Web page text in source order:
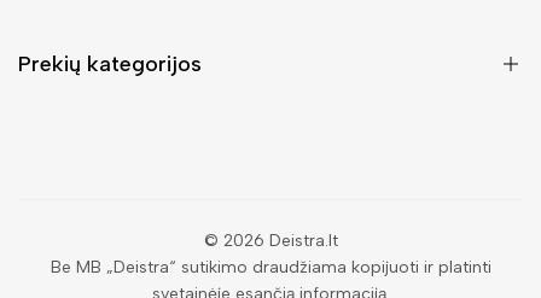
Prekių kategorijos
Kuprinės moterims
Vyriškos piniginės
© 2026 Deistra.lt
Be MB „Deistra“ sutikimo draudžiama kopijuoti ir platinti
svetainėje esančią informaciją.